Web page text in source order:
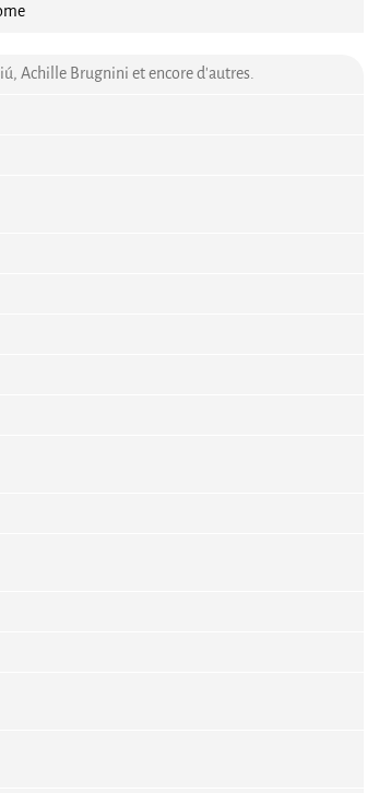
Achille Brugnini et encore d'autres.